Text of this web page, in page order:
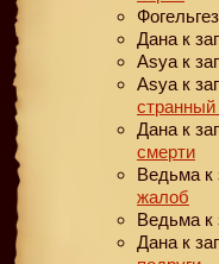
Дана к
Asya к
Asya к
Дана к
смерти
Ведьма к
жалоб
Ведьма к
Дана к